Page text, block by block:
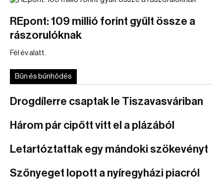
REpont: 109 millió forint gyűlt össze a
rászorulóknak
Fél év alatt.
Bűn és bűnhődés
Drogdílerre csaptak le Tiszavasváriban
Három pár cipőtt vitt el a plázából
Letartóztattak egy mándoki szökevényt
Szőnyeget lopott a nyíregyházi piacról